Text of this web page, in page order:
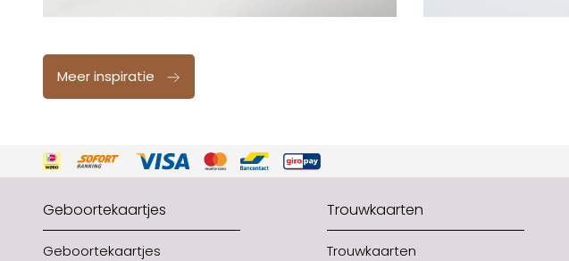
Meer inspiratie
Geboortekaartjes
Geboortekaartjes
Trouwkaarten
Trouwkaarten